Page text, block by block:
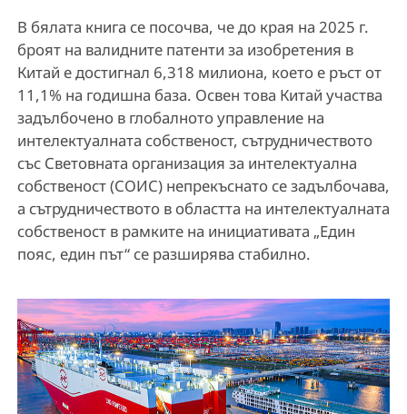
В бялата книга се посочва, че до края на 2025 г.
броят на валидните патенти за изобретения в
Китай е достигнал 6,318 милиона, което е ръст от
11,1% на годишна база. Освен това Китай участва
задълбочено в глобалното управление на
интелектуалната собственост, сътрудничеството
със Световната организация за интелектуална
собственост (СОИС) непрекъснато се задълбочава,
а сътрудничеството в областта на интелектуалната
собственост в рамките на инициативата „Един
пояс, един път“ се разширява стабилно.